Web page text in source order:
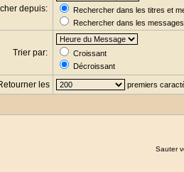
depuis:
Rechercher dans les titres et
Rechercher dans les
Trier par:
Croissant
Décroissant
les premiers
Sauter